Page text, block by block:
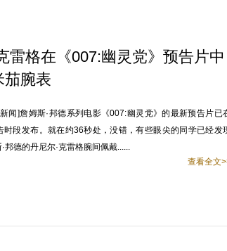
雷格在《007:幽灵党》预告片中
茄腕表
闻]詹姆斯·邦德系列电影《007:幽灵党》的最新预告片已
时段发布。就在约36秒处，没错，有些眼尖的同学已经发
邦德的丹尼尔·克雷格腕间佩戴......
查看全文